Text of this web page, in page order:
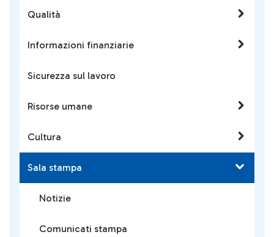
Qualità
Informazioni finanziarie
Sicurezza sul lavoro
Risorse umane
Cultura
Sala stampa
Notizie
Comunicati stampa